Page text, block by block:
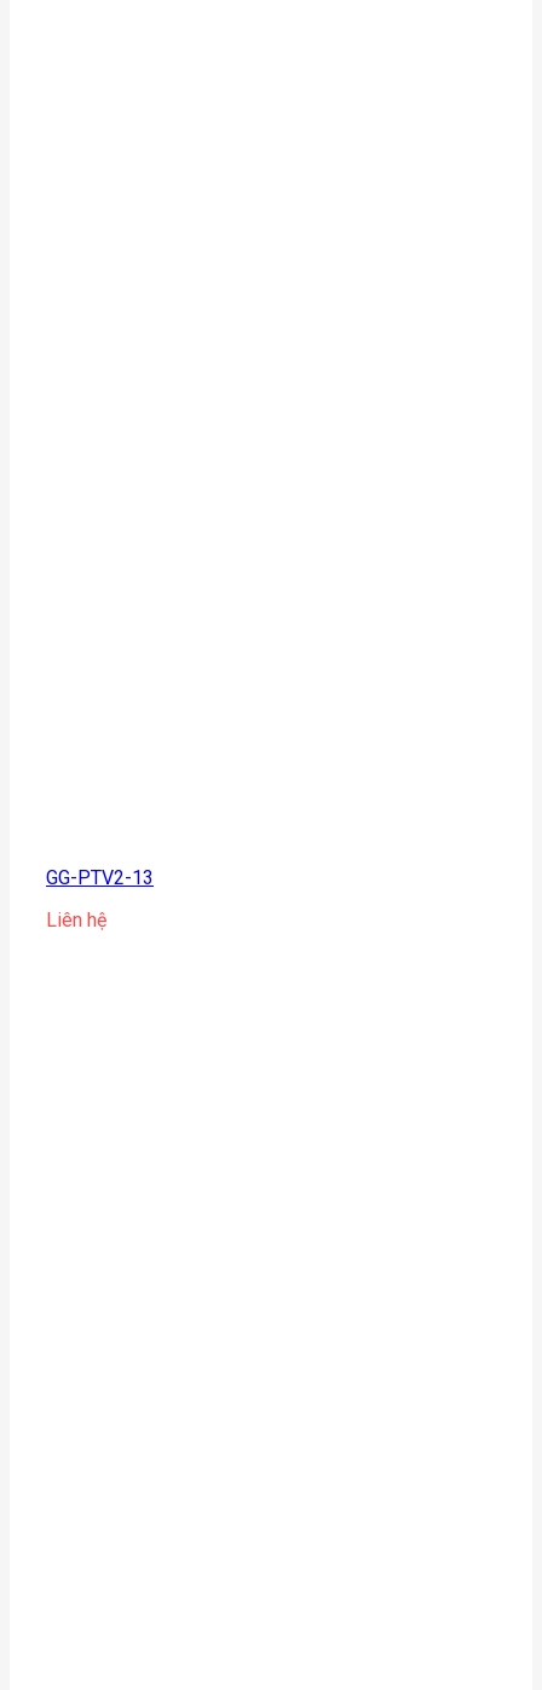
GG-PTV2-13
Liên hệ